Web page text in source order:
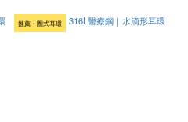
推薦・圈式耳環